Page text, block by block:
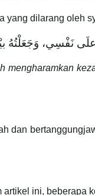
dilarang oleh
نَفْسِي، وَجَعَلْتُهُ
mengharamkan
dan
ini, beberapa